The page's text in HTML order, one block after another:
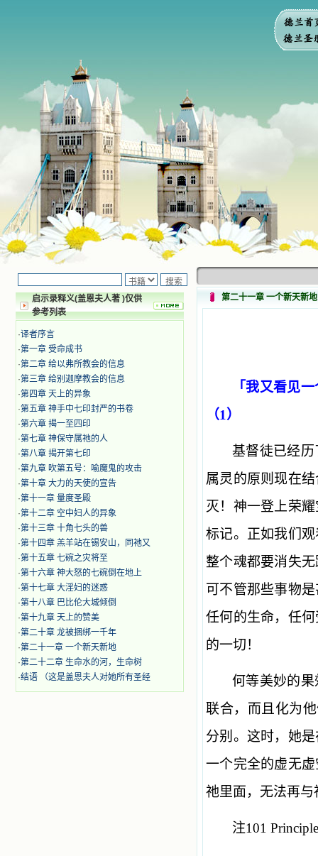
启示录释义(盖恩夫人著 )仅供
参考列表
·译者序言
·第一章 受命成书
·第二章 给以弗所教会的信息
·第三章 给别迦摩教会的信息
·第四章 天上的异象
·第五章 神手中七印封严的书卷
·第六章 揭一至四印
·第七章 神保守属祂的人
·第八章 揭开第七印
·第九章 吹第五号：喻魔鬼的攻击
·第十章 大力的天使的宣告
·第十一章 量度圣殿
·第十二章 空中妇人的异象
·第十三章 十角七头的兽
·第十四章 羔羊站在锡安山，同祂又
·第十五章 七碗之灾将至
·第十六章 神大怒的七碗倒在地上
·第十七章 大淫妇的迷惑
·第十八章 巴比伦大城倾倒
·第十九章 天上的赞美
·第二十章 龙被捆绑一千年
·第二十一章 一个新天新地
·第二十二章 生命水的河，生命树
·结语 （这是盖恩夫人对她所有圣经
第二十一章 一个新天新地
「我又看见
（1）
基督徒已经
属灵的原则现在
灭！神一登上荣
标记。正如我们
整个魂都要消失
可不管那些事物
任何的生命，任
的一切！
何等美妙的
联合，而且化为
分别。这时，她
一个完全的虚无
祂里面，无法再与
注101 Principle